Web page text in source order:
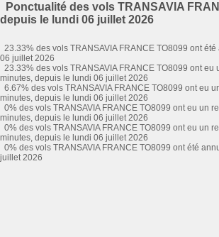
Ponctualité des vols TRANSAVIA
depuis le lundi 06 juillet 2026
23.33% des vols TRANSAVIA FRANCE TO8099 ont
06 juillet 2026
23.33% des vols TRANSAVIA FRANCE TO8099 ont eu
minutes, depuis le lundi 06 juillet 2026
6.67% des vols TRANSAVIA FRANCE TO8099 ont eu
minutes, depuis le lundi 06 juillet 2026
0% des vols TRANSAVIA FRANCE TO8099 ont eu un
minutes, depuis le lundi 06 juillet 2026
0% des vols TRANSAVIA FRANCE TO8099 ont eu un
minutes, depuis le lundi 06 juillet 2026
0% des vols TRANSAVIA FRANCE TO8099 ont été
juillet 2026